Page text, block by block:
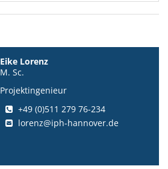
Eike Lorenz
M. Sc.
Projektingenieur
+49 (0)511 279 76-234
lorenz@iph-hannover.de